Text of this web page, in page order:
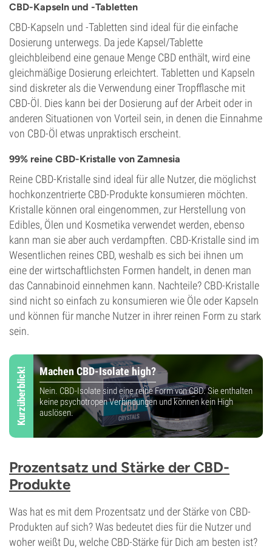
CBD-Kapseln und -Tabletten
CBD-Kapseln und -Tabletten sind ideal für die einfache
Dosierung unterwegs. Da jede Kapsel/Tablette
gleichbleibend eine genaue Menge CBD enthält, wird eine
gleichmäßige Dosierung erleichtert. Tabletten und Kapseln
sind diskreter als die Verwendung einer Tropfflasche mit
CBD-Öl. Dies kann bei der Dosierung auf der Arbeit oder in
anderen Situationen von Vorteil sein, in denen die Einnahme
von CBD-Öl etwas unpraktisch erscheint.
99% reine CBD-Kristalle von Zamnesia
Reine CBD-Kristalle sind ideal für alle Nutzer, die möglichst
hochkonzentrierte CBD-Produkte konsumieren möchten.
Kristalle können oral eingenommen, zur Herstellung von
Edibles, Ölen und Kosmetika verwendet werden, ebenso
kann man sie aber auch verdampften. CBD-Kristalle sind im
Wesentlichen reines CBD, weshalb es sich bei ihnen um
eine der wirtschaftlichsten Formen handelt, in denen man
das Cannabinoid einnehmen kann. Nachteile? CBD-Kristalle
sind nicht so einfach zu konsumieren wie Öle oder Kapseln
und können für manche Nutzer in ihrer reinen Form zu stark
sein.
Kurzüberblick! Machen CBD-Isolate high?
Nein. CBD-Isolate sind eine reine Form von CBD. Sie enthalten
keine psychotropen Verbindungen und können kein High
auslösen.
Prozentsatz und Stärke der CBD-
Produkte
Was hat es mit dem Prozentsatz und der Stärke von CBD-
Produkten auf sich? Was bedeutet dies für die Nutzer und
woher weißt Du, welche CBD-Stärke für Dich am besten ist?